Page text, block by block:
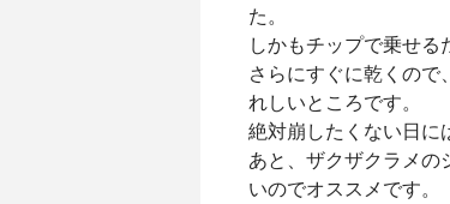
た。
しかもチップで乗せる
さらにすぐに乾くので
れしいところです。
絶対崩したくない日に
あと、ザクザクラメの
いのでオススメです。